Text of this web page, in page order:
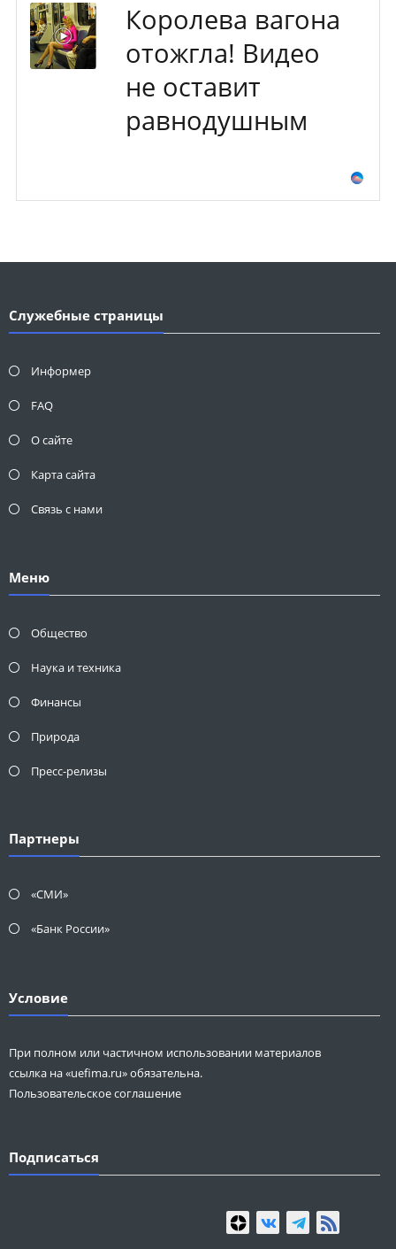
Королева вагона
отожгла! Видео
не оставит
равнодушным
Служебные страницы
Информер
FAQ
О сайте
Карта сайта
Связь с нами
Меню
Общество
Наука и техника
Финансы
Природа
Пресс-релизы
Партнеры
«СМИ»
«Банк России»
Условие
При полном или частичном использовании материалов
ссылка на «uefima.ru» обязательна.
Пользовательское соглашение
Подписаться